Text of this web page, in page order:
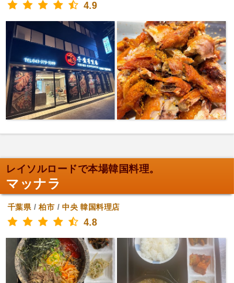
4.9
レイソルロードで本場韓国料理。
マッナラ
千葉県/柏市 /中央 韓国料理店
4.8